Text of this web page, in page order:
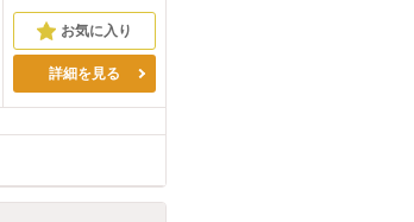
詳細を見る